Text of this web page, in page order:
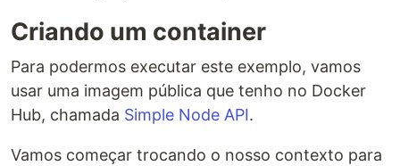
Criando um container
Para podermos executar este exemplo, vamos
usar uma imagem pública que tenho no Docker
Hub, chamada Simple Node API.
Vamos começar trocando o nosso contexto para